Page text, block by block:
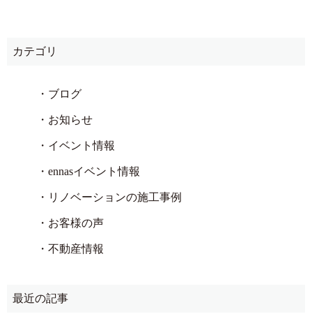
カテゴリ
・ブログ
・お知らせ
・イベント情報
・ennasイベント情報
・リノベーションの施工事例
・お客様の声
・不動産情報
最近の記事